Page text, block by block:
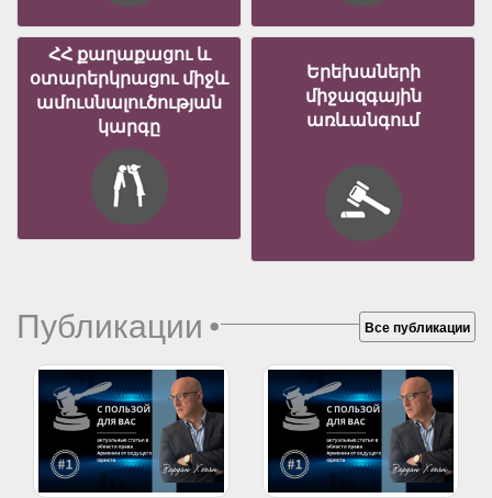
ՀՀ քաղաքացու և
օտարերկրացու միջև
ամուսնալուծության
կարգը
Երեխաների
միջազգային
առևանգում
Публикации• Все публикации